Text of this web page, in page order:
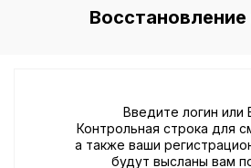
Введите логин или
Контрольная строка для
а также ваши
будут высланы вам